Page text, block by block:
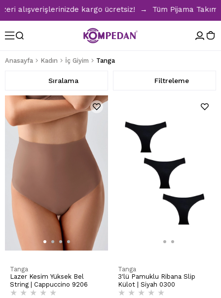
alışverişlerinizde kargo ücretsiz! → Tüm Pijama
Anasayfa Kadın İç Giyim Tanga
Filtreleme
Sıralama
Tanga
Lazer Kesim Yüksek Bel
String | Cappuccino 9206
★ ★ ★ ★ ★
Tanga
3'lü Pamuklu Ribana Slip
Külot | Siyah 0300
★ ★ ★ ★ ★